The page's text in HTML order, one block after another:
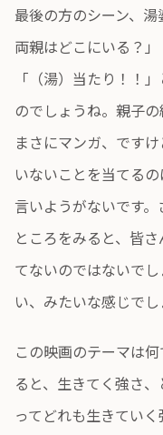
最後の方のシーン、
両親はどこにいる？
「（湯）当たり！！
のでしょうね。親子
まさにマンガ、です
いないことを当てる
言いようがないです
ところをみると、皆
てないのではないで
い、みたいな感じでし
この映画のテーマは
ると、生きてく強さ
ってどれも生きてい